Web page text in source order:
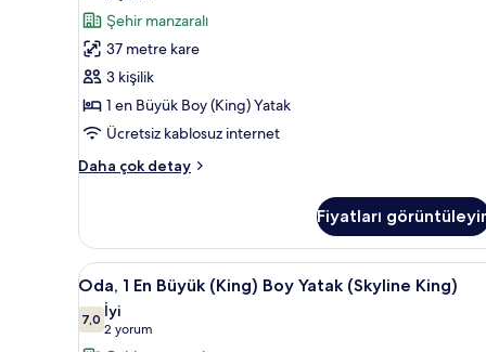
fazla
detay
Büyük
(King)
Boy
Yatak
(Capitol
King)
için
görün
yorum)
Şehir manzaralı
37 metre kare
3 kişilik
1 en Büyük Boy (King) Yatak
Ücretsiz kablosuz internet
Daha çok detay
Oda,
(King)
Boy
Yatak
(Capitol
King)
hakkında
Fiyatları
Oda,
1
En
Kaliteli yatak takımı, kuştüyü
10
Oda, 1 En Büyük (King) Boy Yatak (Skyline King)
7,07,0 / 10
İyi
2 yorum
(2